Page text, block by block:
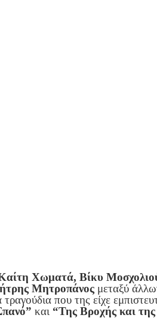
Χωματά, Βίκυ
Μητροπάνοςμεταξύ
που της είχε
και “Της Βροχής και της